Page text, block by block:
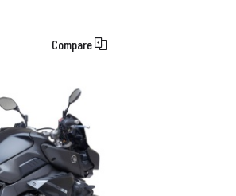
Compare